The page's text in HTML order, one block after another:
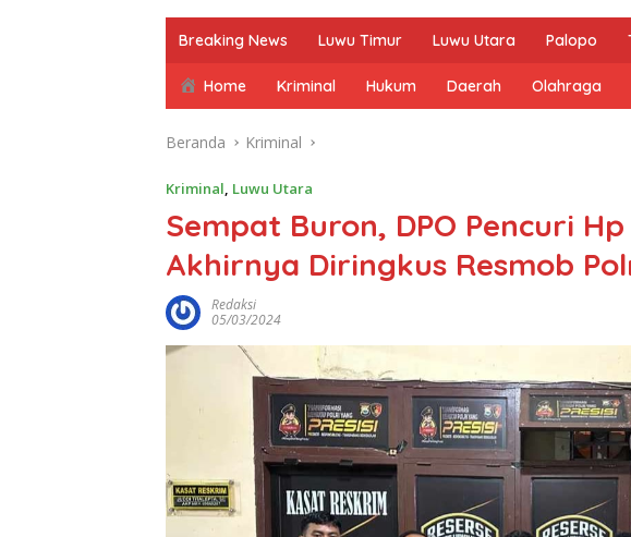
Breaking News Luwu Timur Luwu Utara Palopo
Home Kriminal Hukum Daerah Olahraga
Beranda Kriminal
Kriminal, Luwu Utara
Sempat Buron, DPO Pencuri
Akhirnya Diringkus Resmob
Redaksi
05/03/2024